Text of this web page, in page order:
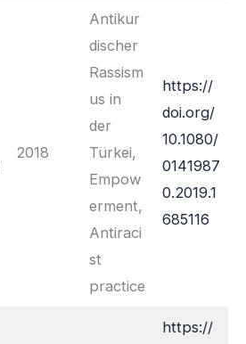
2018
Antikur
discher
Rassism
us in
der
Türkei,
Empow
erment,
Antiraci
st
practice
https://
doi.org/
10.1080/
0141987
0.2019.1
685116
https://